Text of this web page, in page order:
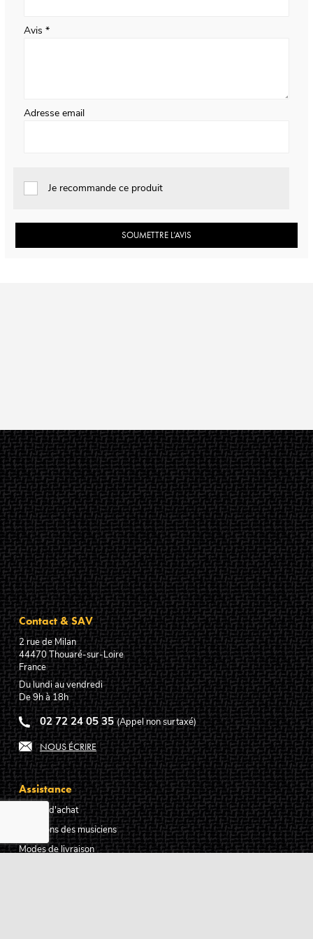
Avis
Adresse email
Je recommande ce produit
SOUMETTRE L’AVIS
Contact & SAV
2 rue de Milan
44470Thouaré-sur-Loire
France
Du lundi au vendredi
De 9h à 18h
02 72 24 05 35 (Appel non surtaxé)
NOUS ÉCRIRE
Assistance
Guides d'achat
Questions des musiciens
Modes de livraison